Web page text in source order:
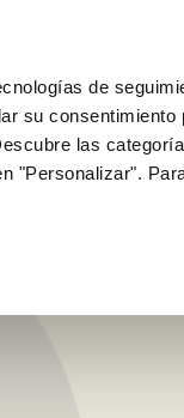
de
su
las
"Personalizar".
WORLD OF LOVE